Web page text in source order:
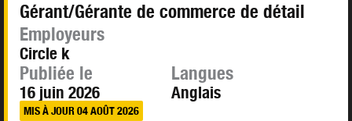
Gérant/Gérante de commerce de détail
Employeurs
Circle k
Publiée le
16 juin 2026
MIS À JOUR 04 AOÛT 2026
Langues
Anglais